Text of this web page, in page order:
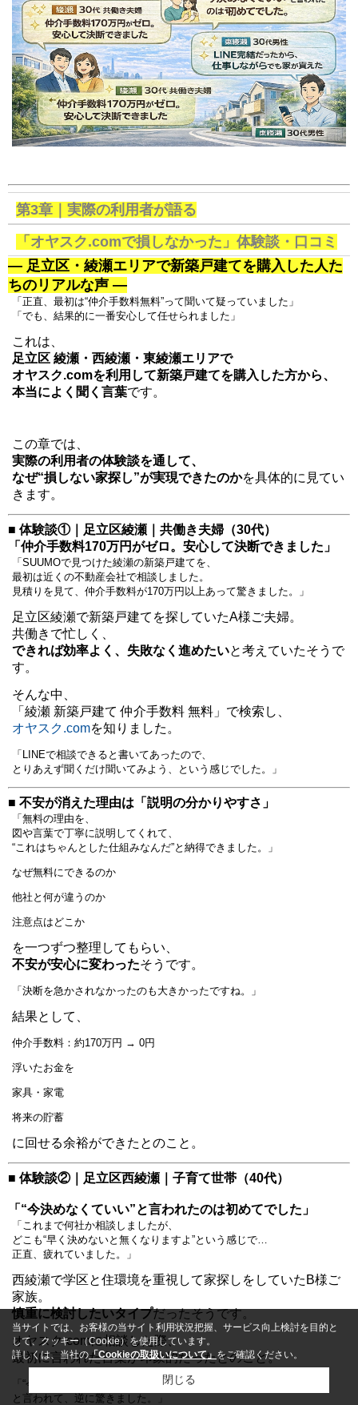
第3章｜実際の利用者が語る
「オヤスク.comで損しなかった」体験談・口コミ
― 足立区・綾瀬エリアで新築戸建てを購入した人た
ちのリアルな声 ―
「正直、最初は“仲介手数料無料”って聞いて疑っていました」
「でも、結果的に一番安心して任せられました」
これは、
足立区 綾瀬・西綾瀬・東綾瀬エリアで
オヤスク.comを利用して新築戸建てを購入した方から、
本当によく聞く言葉です。
この章では、
実際の利用者の体験談を通して、
なぜ“損しない家探し”が実現できたのかを具体的に見てい
きます。
■ 体験談①｜足立区綾瀬｜共働き夫婦（30代）
「仲介手数料170万円がゼロ。安心して決断できました」
「SUUMOで見つけた綾瀬の新築戸建てを、
最初は近くの不動産会社で相談しました。
見積りを見て、仲介手数料が170万円以上あって驚きました。」
足立区綾瀬で新築戸建てを探していたA様ご夫婦。
共働きで忙しく、
できれば効率よく、失敗なく進めたいと考えていたそうで
す。
そんな中、
「綾瀬 新築戸建て 仲介手数料 無料」で検索し、
オヤスク.comを知りました。
「LINEで相談できると書いてあったので、
とりあえず聞くだけ聞いてみよう、という感じでした。」
■ 不安が消えた理由は「説明の分かりやすさ」
「無料の理由を、
図や言葉で丁寧に説明してくれて、
“これはちゃんとした仕組みなんだ”と納得できました。」
なぜ無料にできるのか
他社と何が違うのか
注意点はどこか
を一つずつ整理してもらい、
不安が安心に変わったそうです。
「決断を急かされなかったのも大きかったですね。」
結果として、
仲介手数料：約170万円 → 0円
浮いたお金を
家具・家電
将来の貯蓄
に回せる余裕ができたとのこと。
■ 体験談②｜足立区西綾瀬｜子育て世帯（40代）
「“今決めなくていい”と言われたのは初めてでした」
「これまで何社か相談しましたが、
どこも“早く決めないと無くなりますよ”という感じで…
正直、疲れていました。」
西綾瀬で学区と住環境を重視して家探しをしていたB様ご
家族。
慎重に検討したいタイプだったそうです。
オヤスク.comに相談した際、
最初に言われた言葉が印象的だったとのこと。
「“今日は決めなくて大丈夫ですよ”
と言われて、逆に驚きました。」
当サイトでは、お客様の当サイト利用状況把握、サービス向上検討を目的と
して、クッキー（Cookie）を使用しています。
詳しくは、当社の「Cookieの取扱いについて」 をご確認ください。
閉じる